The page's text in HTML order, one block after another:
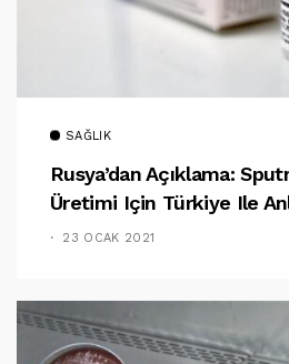
SAĞLIK
Rusya’dan Açıklama:
Üretimi Için Türkiye Ile
23 OCAK 2021